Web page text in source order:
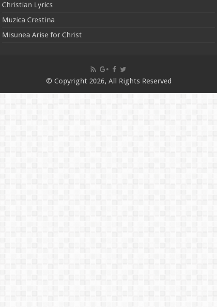
Christian Lyrics
Muzica Crestina
Misunea Arise for Christ
© Copyright 2026, All Rights Reserved